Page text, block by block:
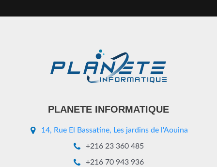
PLANETE INFORMATIQUE
14, Rue El Bassatine, Les jardins de l'Aouina
+216 23 360 485
+216 70 943 936